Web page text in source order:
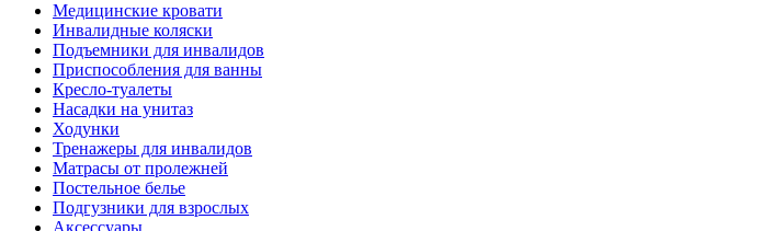
Медицинские кровати
Инвалидные коляски
Подъемники для инвалидов
Приспособления для ванны
Кресло-туалеты
Насадки на унитаз
Ходунки
Тренажеры для инвалидов
Матрасы от пролежней
Постельное белье
Подгузники для взрослых
Аксессуары